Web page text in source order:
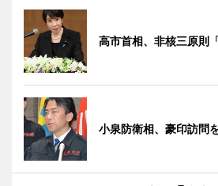
高市首相、非核三原則
小泉防衛相、豪印訪問